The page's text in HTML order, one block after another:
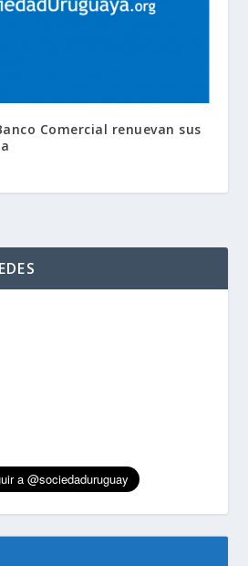
Comercial renuevan sus